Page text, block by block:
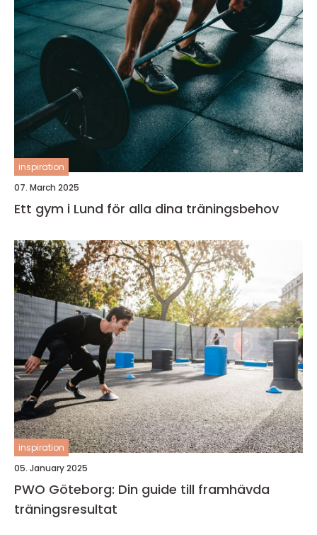
inspiration
07. March 2025
Ett gym i Lund för alla dina träningsbehov
inspiration
05. January 2025
PWO Göteborg: Din guide till framhävda
träningsresultat